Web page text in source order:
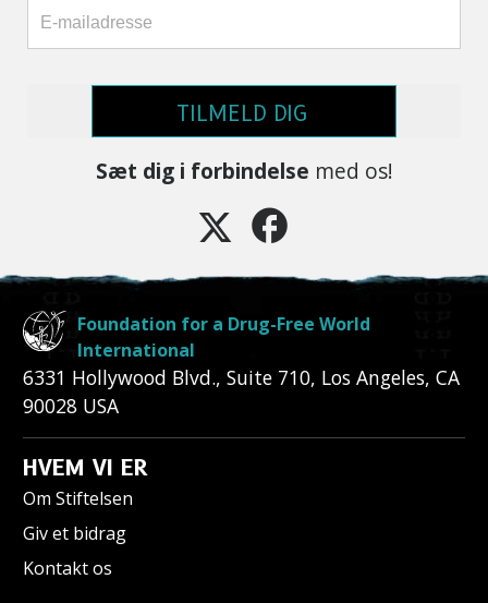
TILMELD DIG
Sæt dig i forbindelse med os!
Foundation for a Drug-Free World
International
6331 Hollywood Blvd., Suite 710, Los Angeles, CA
90028 USA
HVEM VI ER
Om Stiftelsen
Giv et bidrag
Kontakt os